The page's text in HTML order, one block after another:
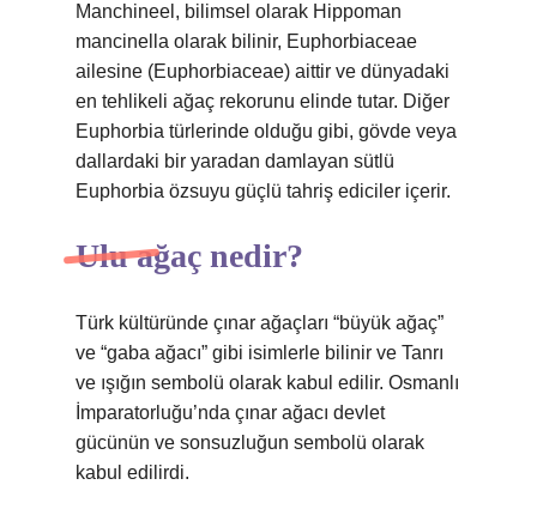
Manchineel, bilimsel olarak Hippoman
mancinella olarak bilinir, Euphorbiaceae
ailesine (Euphorbiaceae) aittir ve dünyadaki
en tehlikeli ağaç rekorunu elinde tutar. Diğer
Euphorbia türlerinde olduğu gibi, gövde veya
dallardaki bir yaradan damlayan sütlü
Euphorbia özsuyu güçlü tahriş ediciler içerir.
Ulu ağaç nedir?
Türk kültüründe çınar ağaçları “büyük ağaç”
ve “gaba ağacı” gibi isimlerle bilinir ve Tanrı
ve ışığın sembolü olarak kabul edilir. Osmanlı
İmparatorluğu’nda çınar ağacı devlet
gücünün ve sonsuzluğun sembolü olarak
kabul edilirdi.